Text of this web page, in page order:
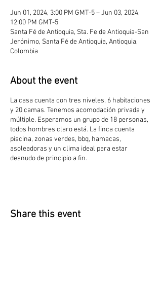
Jun 01, 2024, 3:00 PM GMT-5 – Jun 03, 2024,
12:00 PM GMT-5
Santa Fé de Antioquia, Sta. Fe de Antioquia-San
Jerónimo, Santa Fé de Antioquia, Antioquia,
Colombia
About the event
La casa cuenta con tres niveles, 6 habitaciones
y 20 camas. Tenemos acomodación privada y
múltiple. Esperamos un grupo de 18 personas,
todos hombres claro está. La finca cuenta
piscina, zonas verdes, bbq, hamacas,
asoleadoras y un clima ideal para estar
desnudo de principio a fin.
Share this event